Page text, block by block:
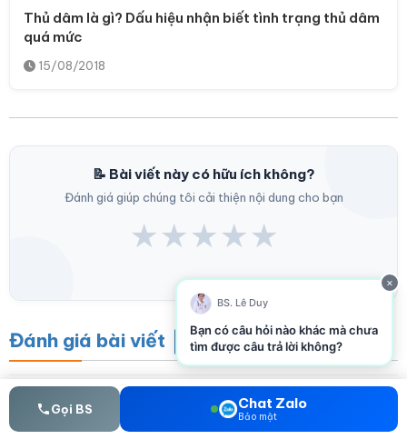
Thủ dâm là gì? Dấu hiệu nhận biết tình trạng thủ dâm
quá mức
15/08/2018
📝 Bài viết này có hữu ích không?
Đánh giá giúp chúng tôi cải thiện nội dung cho bạn
★★★★★
Đánh giá bài viết Gửi đánh giá
Gửi bình luận của bạn
×
BS. Lê Duy
Bạn có câu hỏi nào khác mà chưa
tìm được câu trả lời không?
Gọi BS Chat Zalo
Bảo mật